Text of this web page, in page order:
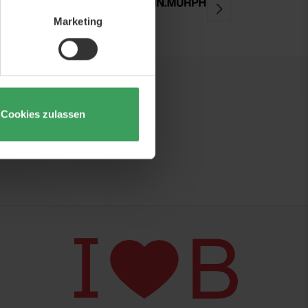
Marketing
Cookies zulassen
und Inspirationen